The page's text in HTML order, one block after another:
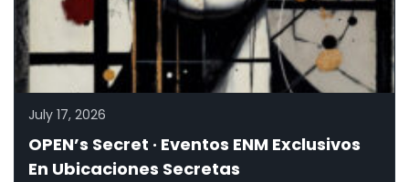
July 17, 2026
OPEN’s Secret · Eventos ENM Exclusivos
En Ubicaciones Secretas